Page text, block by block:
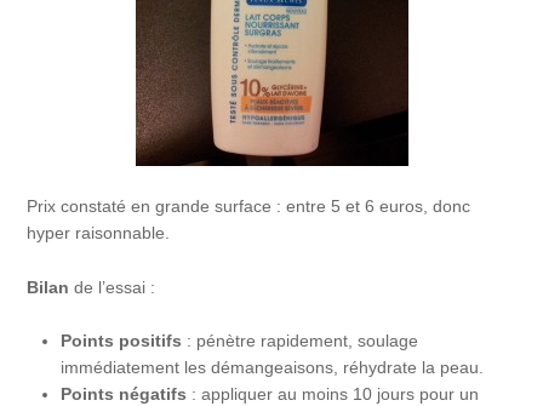
Prix constaté en grande surface : entre 5 et 6 euros, donc
hyper raisonnable.
Bilan de l’essai :
Points positifs : pénètre rapidement, soulage
immédiatement les démangeaisons, réhydrate la peau.
Points négatifs : appliquer au moins 10 jours pour un